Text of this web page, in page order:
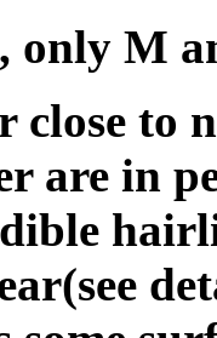
only M
close
are in